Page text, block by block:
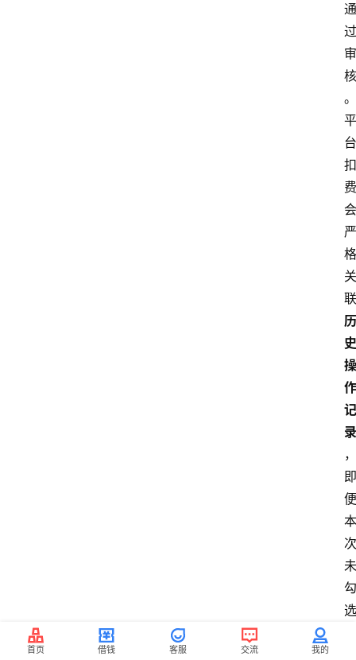
通
过
审
核
。
平
台
扣
费
会
严
格
关
联
历
史
操
作
记
录
，
即
便
本
次
未
勾
选
首页 借钱 客服 交流 我的